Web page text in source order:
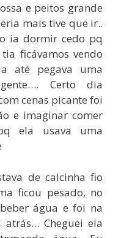
e peitos grande
mais tive que ir..
ia dormir cedo pq
ficávamos vendo
até pegava uma
Certo dia
cenas picante foi
e imaginar comer
ela usava uma
de calcinha fio
ficou pesado, no
água e foi na
Cheguei ela